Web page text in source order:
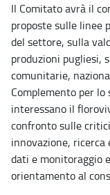
Il Comitato avrà il
proposte sulle linee
del settore, sulla
produzioni pugliesi,
comunitarie,
Complemento per lo
interessano il
confronto sulle
innovazione,
dati e monitoraggio
orientamento al